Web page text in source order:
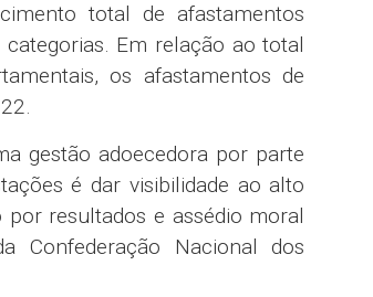
total de afastamentos
Em relação ao total
os afastamentos de
gestão adoecedora por parte
é dar visibilidade ao alto
resultados e assédio moral
Confederação Nacional dos